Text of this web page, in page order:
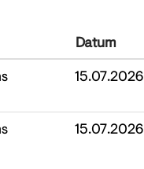
Datum
15.07.2026
15.07.2026